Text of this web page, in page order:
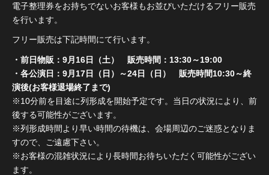
電子整理券をお持ちでないお客様もお並びいただけるフリー販売
を行います。
フリー販売は下記時間にて行います。
・前日物販：9月16日（土） 販売時間：13:30～19:00
・各公演日：9月17日（日）～24日（日） 販売時間10:30～終
演後(お客様退場終了まで)
※10分前を目途に列形成を開始予定です。当日の状況により、前
後する可能性がございます。
※列形成時間より早い時間の待機は、会場周辺のご迷惑となりま
すので、ご遠慮下さい。
※お客様の混雑状況により長時間お待ちいただく可能性がござい
ます。